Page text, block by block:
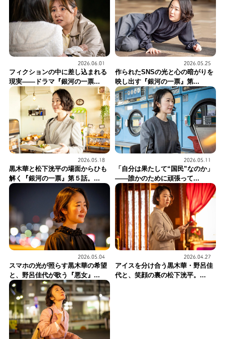
2026.06.01
フィクションの中に差し込まれる
現実——ドラマ『銀河の一票...
2026.05.25
作られたSNSの光と心の暗がりを
映し出す『銀河の一票』第...
2026.05.18
黒木華と松下洸平の場面からひも
解く『銀河の一票』第５話。...
2026.05.11
「自分は果たして“国民”なのか」
——誰かのために頑張って...
2026.05.04
スマホの光が照らす黒木華の希望
と、野呂佳代が歌う『悪女』...
2026.04.27
アイスを分け合う黒木華・野呂佳
代と、笑顔の裏の松下洸平。...